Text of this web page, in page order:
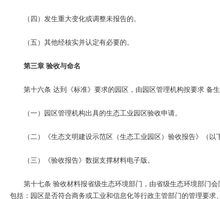
（四）发生重大变化或调整未报告的。
（五）其他经核实并认定有必要的。
第三章 验收与命名
第十六条 达到《标准》要求的园区，由园区管理机构按要求 备
（一）园区管理机构出具的生态工业园区验收申请。
（二）《生态文明建设示范区（生态工业园区）验收报告》（
（三）《验收报告》数据支撑材料电子版。
第十七条 验收材料报省级生态环境部门，由省级生态环境部门
包括：园区是否符合商务或工业和信息化等行政主管部门的管理要